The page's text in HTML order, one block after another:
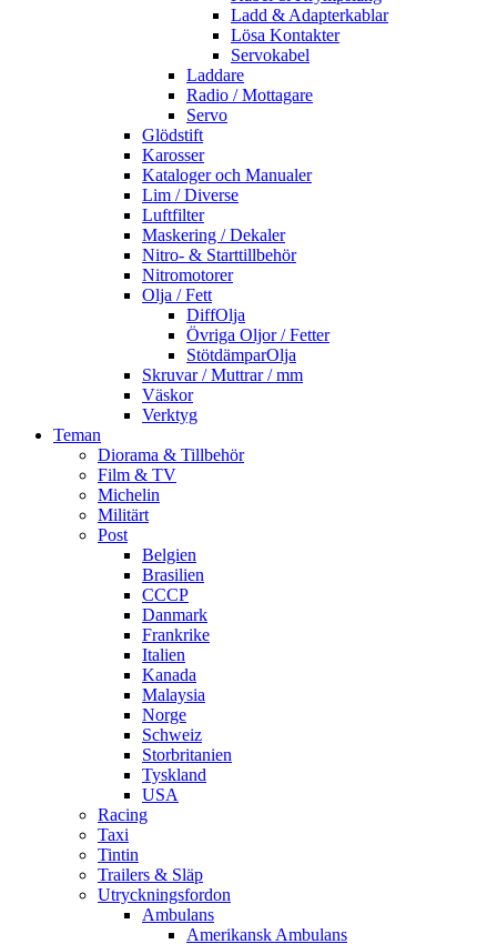
Ladd & Adapterkablar
Lösa Kontakter
Servokabel
Laddare
Radio / Mottagare
Servo
Glödstift
Karosser
Kataloger och Manualer
Lim / Diverse
Luftfilter
Maskering / Dekaler
Nitro- & Starttillbehör
Nitromotorer
Olja / Fett
DiffOlja
Övriga Oljor / Fetter
StötdämparOlja
Skruvar / Muttrar / mm
Väskor
Verktyg
Teman
Diorama & Tillbehör
Film & TV
Michelin
Militärt
Post
Belgien
Brasilien
CCCP
Danmark
Frankrike
Italien
Kanada
Malaysia
Norge
Schweiz
Storbritanien
Tyskland
USA
Racing
Taxi
Tintin
Trailers & Släp
Utryckningsfordon
Ambulans
Amerikansk Ambulans